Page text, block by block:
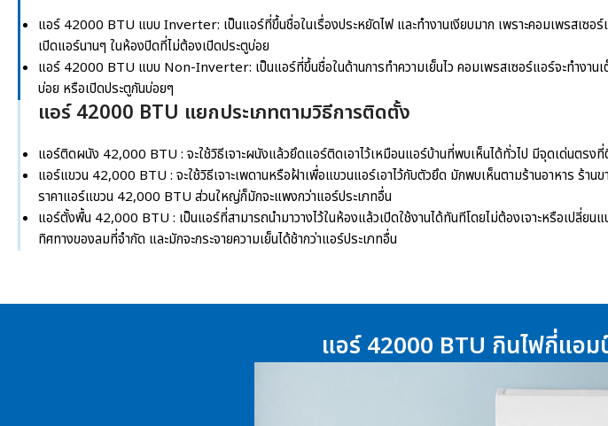
แอร์ 42000 BTU แบบ Inverter: เป็นแอร์ที่ขึ้นชื่อในเรื่องประหยัดไฟ และทำงานเงียบมาก เพราะคอมเพรสเซ
เปิดแอร์นานๆ ในห้องปิดที่ไม่ต้องเปิดประตูบ่อย
แอร์ 42000 BTU แบบ Non-Inverter: เป็นแอร์ที่ขึ้นชื่อในด้านการทำความเย็นไว คอมเพรสเซอร์แอร์จะทำง
บ่อย หรือเปิดประตูกันบ่อยๆ
แอร์ 42000 BTU แยกประเภทตามวิธีการติดตั้ง
แอร์ติดผนัง 42,000 BTU : จะใช้วิธีเจาะผนังแล้วยึดแอร์ติดเอาไว้เหมือนแอร์บ้านที่พบเห็นได้ทั่วไป มีจุดเด่นตร
แอร์แขวน 42,000 BTU : จะใช้วิธีเจาะเพดานหรือฝ้าเพื่อแขวนแอร์เอาไว้กับตัวยึด มักพบเห็นตามร้านอาหาร ร้า
ราคาแอร์แขวน 42,000 BTU ส่วนใหญ่ก็มักจะแพงกว่าแอร์ประเภทอื่น
แอร์ตั้งพื้น 42,000 BTU : เป็นแอร์ที่สามารถนำมาวางไว้ในห้องแล้วเปิดใช้งานได้ทันทีโดยไม่ต้องเจาะหรือเปลี่ย
ทิศทางของลมที่จำกัด และมักจะกระจายความเย็นได้ช้ากว่าแอร์ประเภทอื่น
แอร์ 42000 BTU กินไฟกี่แอม